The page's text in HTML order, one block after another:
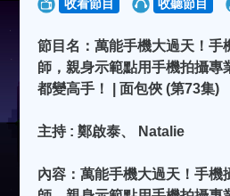
收看節目 收聽節目
節目名：萬能手機大過天！手
師，親身示範點用手機拍攝專
都變高手！ | 面包俠 (第73集)
主持 : 鄭啟泰、 Natalie
內容：萬能手機大過天！手機